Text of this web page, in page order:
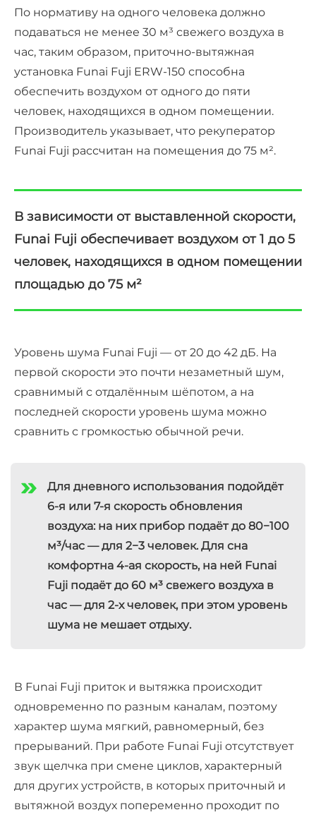
По нормативу на одного человека должно
подаваться не менее 30 м³ свежего воздуха в
час, таким образом, приточно-вытяжная
установка Funai Fuji ERW-150 способна
обеспечить воздухом от одного до пяти
человек, находящихся в одном помещении.
Производитель указывает, что рекуператор
Funai Fuji рассчитан на помещения до 75 м².
В зависимости от выставленной скорости,
Funai Fuji обеспечивает воздухом от 1 до 5
человек, находящихся в одном помещении
площадью до 75 м²
Уровень шума Funai Fuji — от 20 до 42 дБ. На
первой скорости это почти незаметный шум,
сравнимый с отдалённым шёпотом, а на
последней скорости уровень шума можно
сравнить с громкостью обычной речи.
Для дневного использования подойдёт
6-я или 7-я скорость обновления
воздуха: на них прибор подаёт до 80−100
м³/час — для 2−3 человек. Для сна
комфортна 4-ая скорость, на ней Funai
Fuji подаёт до 60 м³ свежего воздуха в
час — для 2-х человек, при этом уровень
шума не мешает отдыху.
В Funai Fuji приток и вытяжка происходит
одновременно по разным каналам, поэтому
характер шума мягкий, равномерный, без
прерываний. При работе Funai Fuji отсутствует
звук щелчка при смене циклов, характерный
для других устройств, в которых приточный и
вытяжной воздух попеременно проходит по